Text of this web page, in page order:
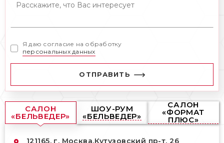
Я даю согласие на обработку
персональных данных
ОТПРАВИТЬ
САЛОН
«БЕЛЬВЕДЕР»
ШОУ-РУМ
«БЕЛЬВЕДЕР»
САЛОН
«ФОРМАТ
ПЛЮС»
121165, г. Москва,Кутузовский пр-т, 26